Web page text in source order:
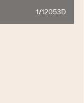
1/12053D